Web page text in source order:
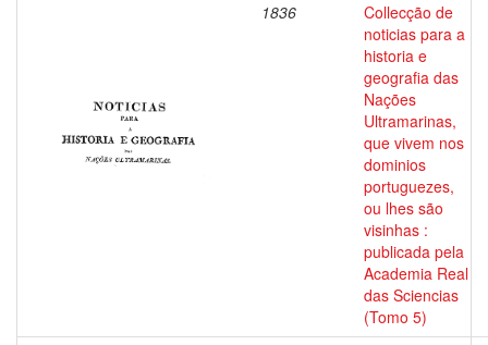
1836
Collecção de
noticias para a
historia e
geografia das
Nações
Ultramarinas,
que vivem nos
dominios
portuguezes,
ou lhes são
visinhas :
publicada pela
Academia Real
das Sciencias
(Tomo 5)